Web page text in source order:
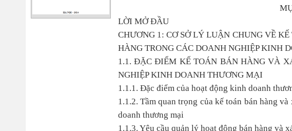
LỜI MỞ ĐẦU
CHƯƠNG 1: CƠ SỞ LÝ LUẬN CHUNG VỀ
HÀNG TRONG CÁC DOANH NGHIỆP KINH
1.1. ĐẶC ĐIỂM KẾ TOÁN BÁN HÀNG VÀ
NGHIỆP KINH DOANH THƯƠNG MẠI
1.1.1. Đặc điểm của hoạt động kinh doanh
1.1.2. Tầm quan trọng của kế toán bán hàng
doanh thương mại
1.1.3. Yêu cầu quản lý hoạt động bán hàng và